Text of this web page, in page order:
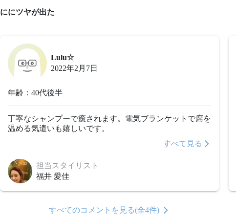
にツヤが出た
Lulu☆
2022年2月7日
年齢：40代後半
丁寧なシャンプーで癒されます。電気ブランケットで席を
温める気遣いも嬉しいです。
すべて見る
担当スタイリスト
福井 愛佳
すべてのコメントを見る(全4件)